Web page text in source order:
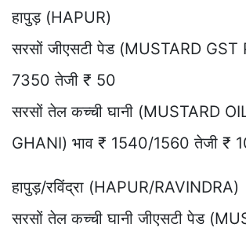
हापुड़ (HAPUR)
सरसों जीएसटी पेड (MUSTARD GST
7350 तेजी ₹ 50
सरसों तेल कच्ची घानी (MUSTARD
GHANI) भाव ₹ 1540/1560 तेजी ₹
हापुड़/रविंद्रा (HAPUR/RAVINDRA)
सरसों तेल कच्ची घानी जीएसटी पेड